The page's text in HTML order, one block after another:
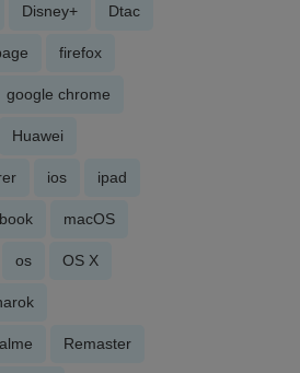
Disney+ Dtac
firefox
google chrome
Huawei
ios ipad
macOS
os OS X
Remaster